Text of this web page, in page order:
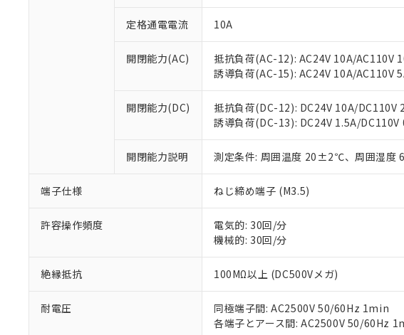
定格通電電流 10A
開閉能力(AC)
抵抗負荷(AC-12): AC24V 10A/AC110V
誘導負荷(AC-15): AC24V 10A/AC110V
開閉能力(DC)
抵抗負荷(DC-12): DC24V 10A/DC110V
誘導負荷(DC-13): DC24V 1.5A/
開閉能力説明 測定条件: 周囲温度 20±2℃、周囲湿
端子仕様 ねじ締め端子 (M3.5)
許容操作頻度
電気的: 30回/分
機械的: 30回/分
絶縁抵抗 100MΩ以上 (DC500Vメガ)
耐電圧
同極端子間: AC2500V 50/60Hz 1min
各端子とアース間: AC2500V 50/60Hz
ご利用条件
以下の条件をお読みいただき、同意
本サービスは、当社制御機器
くものです。
当社制御機器事業取扱商品の
在庫状況および標準価格照会
のであり、閲覧された時点で
正式な納期状況および標準価
当社販売員にご相談ください。
オムロン制御機器販売店や当社
在庫状況および標準価格結果
す。
マイパーツ機能（部品リスト
ている必要があります。
お客様が当ウェブサイト上で
対応済み：EU RoHS指令（10物
対応予定：EU RoHS指令（10物質
対応予定なし：EU RoHS指令（10
調査・確認中：EU RoHS指令（10
非該当品：ライセンス料など無形物
仕入先様の事情により、非含有部品
*EU RoHS指令（10物質）：
鉛(Pb) 1000ppm以下、 水銀(Hg) 1000ppm以
フタル酸ビス(2-エチルヘキシル) (DEHP)(別名
フタル酸エステル類の４物質については閾値を
※2 対応予定月
※3 非含有証明書ダウンロード
※1 中国RoHS○×表
「○」：最大均質材料含有率が中国
「×」：最大均質材料含有率が中国
「－」：未確認です。当社販売部門
Pb(鉛) :1000ppm、 Hg(水銀) : 1000ppm、 Cd(
Cr(Ⅵ)(六価クロム) : 1000ppm、 PBBs(ポリ臭
DBP(フタル酸ジブチル) : 1000ppm、 DIBP(フ
DEHP(フタル酸ビス(2-エチルヘキシル)) :
※2 環境保護使用期限
「ｅ」：有害物質（10物質）のすべ
「10」：通常の使用状況下において
味します。
「－」：未確認です。当社販売部門
当社は、これら貴社製品のう
う）を輸出または国外への提
などの必要な手続きをとります
当社は規制貨物を破棄する場
ます。
置等に一切使用いたしません。
当社は、貴社製品を第三者に
また当社は、販売先および販
記
号
説明
○ 一定数以上の在庫あり
△ 一定数には満たないが在庫
－
在庫なし(最新の在庫状況
機器販売店・当社販売員に
空
白
受注生産機種、また在庫状